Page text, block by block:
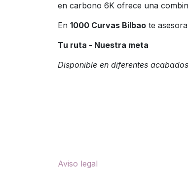
en carbono 6K ofrece una
En 1000 Curvas Bilbao te
Tu ruta - Nuestra meta
Disponible en diferentes
Aviso legal